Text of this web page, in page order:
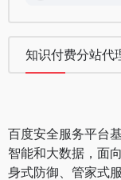
知识付费分站代
百度安全服务平台
智能和大数据，面
身式防御、管家式